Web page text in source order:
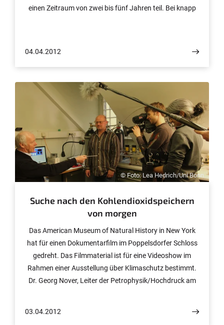
einen Zeitraum von zwei bis fünf Jahren teil. Bei knapp
werden jetzt in der aktuellen Ausgabe der
Fachzeitschrift „Neuropsychopharmacology“
vorgestellt.
04.04.2012
© Foto: Lea Hedrich/Uni Bonn
Suche nach den Kohlendioxidspeichern
von morgen
Das American Museum of Natural History in New York
hat für einen Dokumentarfilm im Poppelsdorfer Schloss
gedreht. Das Filmmaterial ist für eine Videoshow im
Rahmen einer Ausstellung über Klimaschutz bestimmt.
Dr. Georg Nover, Leiter der Petrophysik/Hochdruck am
03.04.2012